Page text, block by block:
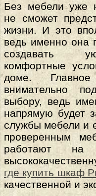
Без мебели уже
не сможет
жизни. И это
ведь именно она
создавать
комфортные
доме.
внимательно
выбору, ведь
напрямую будет
службы мебели и
проверенным
работают на
где купить шкаф
качественной и